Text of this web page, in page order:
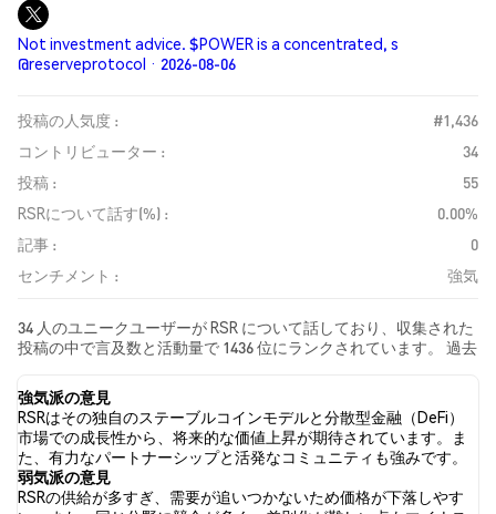
Not investment advice. $POWER is a concentrated, s
@reserveprotocol · 2026-08-06
投稿の人気度 :
#1,436
コントリビューター :
34
投稿 :
55
RSRについて話す(%) :
0.00%
記事 :
0
センチメント :
強気
34 人のユニークユーザーが RSR について話しており、収集された
投稿の中で言及数と活動量で 1436 位にランクされています。 過去
強気 でした。 最後に、RSR に関するニュース記事が 0 件公開され
ました。 Twitterでは、29.63% のツイートが強気の感情を示し、
5.56% のツイートが弱気の感情を示しました。 64.81% のツイート
は RSR に対して中立的でした。 これらの感情分析は 54 件のツイ
ートに基づいています。
強気派の意見
RSRはその独自のステーブルコインモデルと分散型金融（DeFi）
市場での成長性から、将来的な価値上昇が期待されています。ま
た、有力なパートナーシップと活発なコミュニティも強みです。
弱気派の意見
RSRの供給が多すぎ、需要が追いつかないため価格が下落しやす